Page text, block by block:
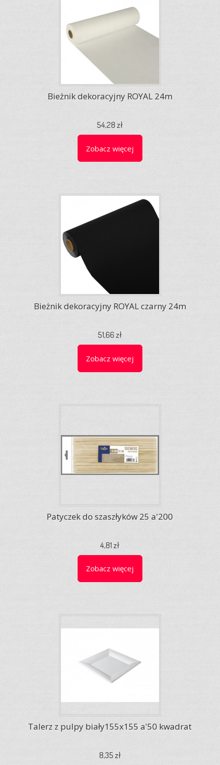
Bieżnik dekoracyjny ROYAL 24m
54,28 zł
Zobacz więcej
Bieżnik dekoracyjny ROYAL czarny 24m
51,66 zł
Zobacz więcej
Patyczek do szaszłyków 25 a'200
4,81 zł
Zobacz więcej
Talerz z pulpy biały155x155 a'50 kwadrat
8,35 zł